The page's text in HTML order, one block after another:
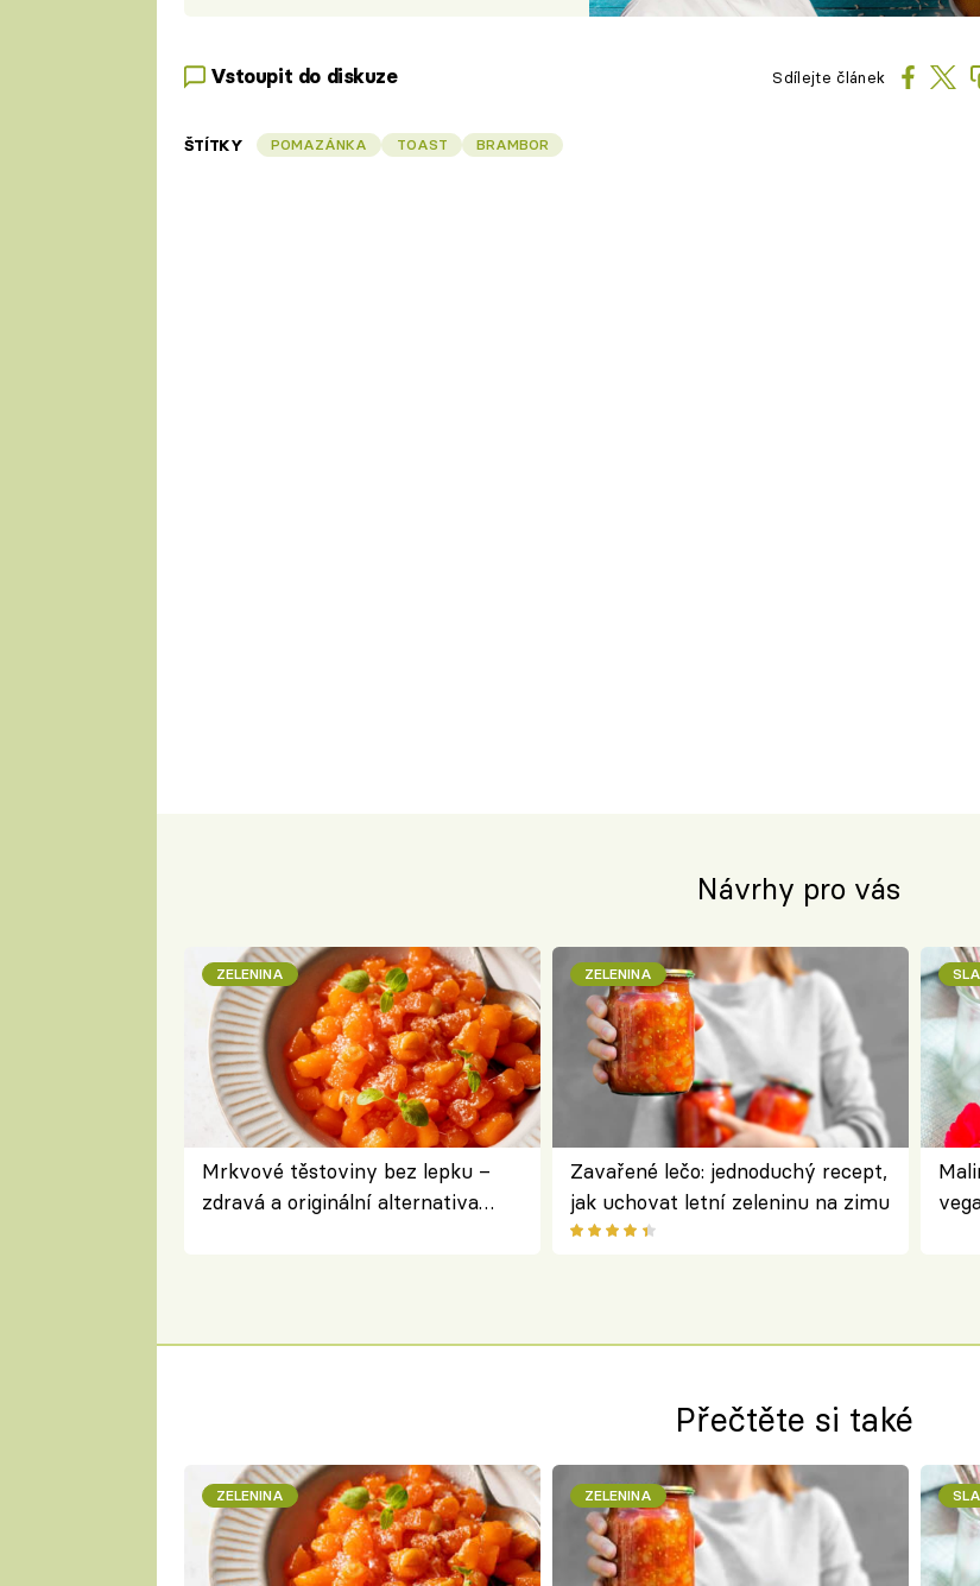
Vstoupit do diskuze Sdílejte článek
ŠTÍTKY POMAZÁNKA TOAST BRAMBOR
Návrhy pro vás
ZELENINA
Mrkvové těstoviny bez lepku –
zdravá a originální alternativa
ZELENINA
Zavařené lečo: jednoduchý recept,
jak uchovat letní zeleninu na zimu
Přečtěte si také
ZELENINA ZELENINA